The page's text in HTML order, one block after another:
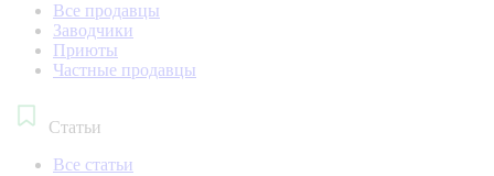
Все продавцы
Заводчики
Приюты
Частные продавцы
Статьи
Все статьи